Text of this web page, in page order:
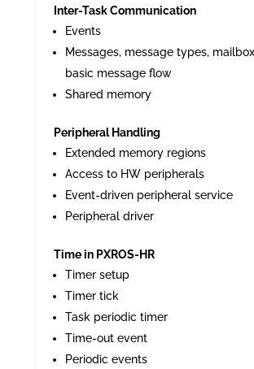
Inter-Task Communication
Events
Messages, message types,
basic message flow
Shared memory
Peripheral Handling
Extended memory regions
Access to HW peripherals
Event-driven peripheral service
Peripheral driver
Time in PXROS-HR
Timer setup
Timer tick
Task periodic timer
Time-out event
Periodic events